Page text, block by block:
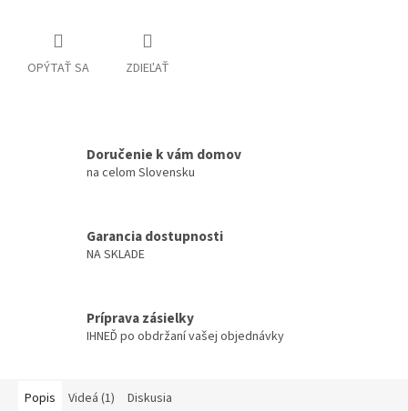
OPÝTAŤ SA ZDIEĽAŤ
Doručenie k vám domov
na celom Slovensku
Garancia dostupnosti
NA SKLADE
Príprava zásielky
IHNEĎ po obdržaní vašej objednávky
Popis Videá (1) Diskusia